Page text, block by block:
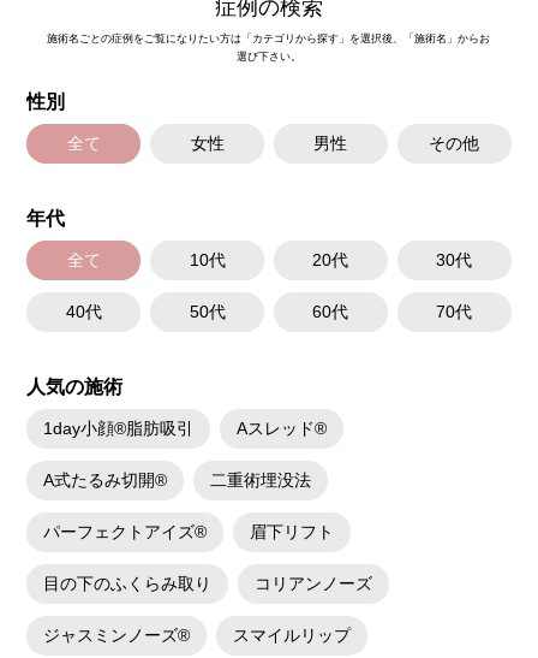
レスチレン 43,800円～148,000円(税込)
レスチレンリフト※横浜院限定 65,800円～228,800円(税込)
ジュビダームビスタボルベラXC 98,800円～283,800円(税込)
ボリューマ 120,800円～327,800円(税込)
オプション：表面麻酔 3,300円(税込) 笑気麻酔 3,300円(税込)
症例の検索
施術名ごとの症例をご覧になりたい方は「カテゴリから探す」を選択後、「施術名」からお
選び下さい。
性別
全て 女性 男性 その他
年代
全て 10代 20代 30代
40代 50代 60代 70代
人気の施術
1day小顔®脂肪吸引 Aスレッド®
A式たるみ切開® 二重術埋没法
パーフェクトアイズ® 眉下リフト
目の下のふくらみ取り コリアンノーズ
ジャスミンノーズ® スマイルリップ